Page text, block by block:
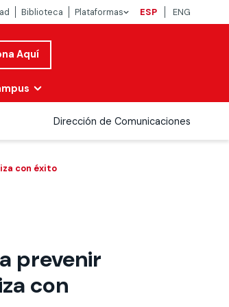
Biblioteca Plataformas ESP ENG
Aquí
Dirección de Comunicaciones
con éxito
prevenir
con